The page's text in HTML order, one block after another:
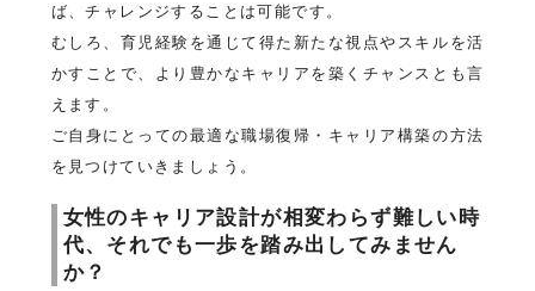
ば、チャレンジすることは可能です。
むしろ、育児経験を通じて得た新たな視点やスキルを活
かすことで、より豊かなキャリアを築くチャンスとも言
えます。
ご自身にとっての最適な職場復帰・キャリア構築の方法
を見つけていきましょう。
女性のキャリア設計が相変わらず難しい時
代、それでも一歩を踏み出してみません
か？